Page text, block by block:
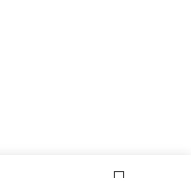
Em